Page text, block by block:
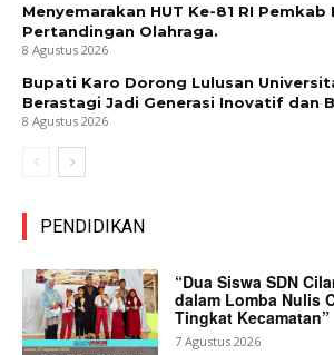
Menyemarakan HUT Ke-81 RI Pemkab
Pertandingan Olahraga.
8 Agustus 2026
Bupati Karo Dorong Lulusan
Berastagi Jadi Generasi Inovatif dan
8 Agustus 2026
PENDIDIKAN
“Dua Siswa SDN
dalam Lomba Nulis
Tingkat Kecamatan”
7 Agustus 2026